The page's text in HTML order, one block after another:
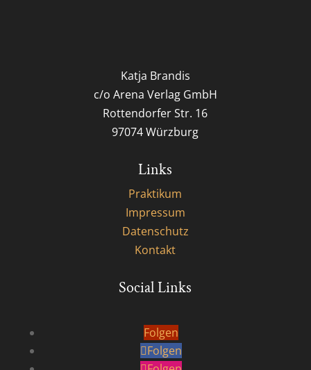
Katja Brandis
c/o Arena Verlag GmbH
Rottendorfer Str. 16
97074 Würzburg
Links
Praktikum
Impressum
Datenschutz
Kontakt
Social Links
Folgen
Folgen